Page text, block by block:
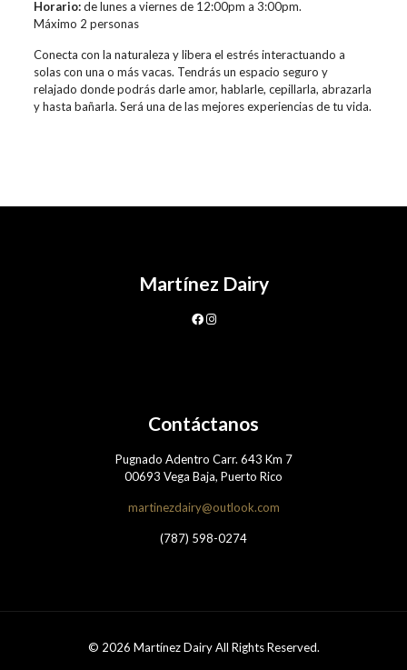
Horario:de lunes a viernes de 12:00pm a 3:00pm.
Máximo 2 personas
Conecta con la naturaleza y libera el estrés interactuando a
solas con una o más vacas. Tendrás un espacio seguro y
relajado donde podrás darle amor, hablarle, cepillarla, abrazarla
y hasta bañarla. Será una de las mejores experiencias de tu vida.
Martínez Dairy
Contáctanos
Pugnado Adentro Carr. 643 Km 7
00693 Vega Baja, Puerto Rico
martinezdairy@outlook.com
(787) 598-0274
© 2026 Martínez Dairy All Rights Reserved.